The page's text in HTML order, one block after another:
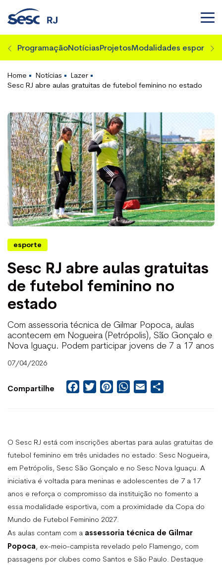
ProgramaçãoNotíciasProjetosModalidades esportivas
Home Notícias
Lazer
Sesc RJ abre aulas gratuitas de futebol feminino no estado
esporte
Sesc RJ abre aulas gratuitas
de futebol feminino no
estado
Com assessoria técnica de Gilmar Popoca, aulas
acontecem em Nogueira (Petrópolis), São Gonçalo e
Nova Iguaçu. Podem participar jovens de 7 a 17 anos
07/04/2026
Compartilhe FacebookTwitterPinterestWhatsApp
Email
O Sesc RJ está com inscrições abertas para aulas gratuitas de
futebol feminino em três unidades no estado: Sesc Nogueira,
em Petrópolis, Sesc São Gonçalo e no Sesc Nova Iguaçu. A
iniciativa é voltada para meninas e adolescentes de 7 a 17
anos e reforça o compromisso da instituição no fomento a
essa modalidade esportiva, com a proximidade da Copa do
Mundo de Futebol Feminino 2027.
As aulas contam com a assessoria técnica de Gilmar
Popoca, ex-meio-campista revelado pelo Flamengo, com
passagens por clubes como Santos e São Paulo. Destaque